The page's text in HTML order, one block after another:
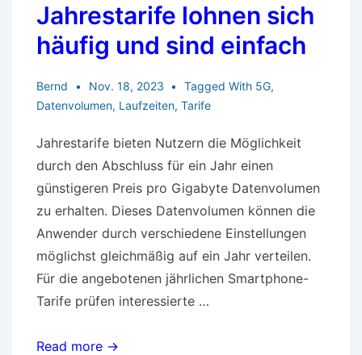
Jahrestarife lohnen sich
häufig und sind einfach
Bernd Nov. 18, 2023 Tagged With 5G,
Datenvolumen, Laufzeiten, Tarife
Jahrestarife bieten Nutzern die Möglichkeit
durch den Abschluss für ein Jahr einen
günstigeren Preis pro Gigabyte Datenvolumen
zu erhalten. Dieses Datenvolumen können die
Anwender durch verschiedene Einstellungen
möglichst gleichmäßig auf ein Jahr verteilen.
Für die angebotenen jährlichen Smartphone-
Tarife prüfen interessierte …
Jahrestarife
Read more →